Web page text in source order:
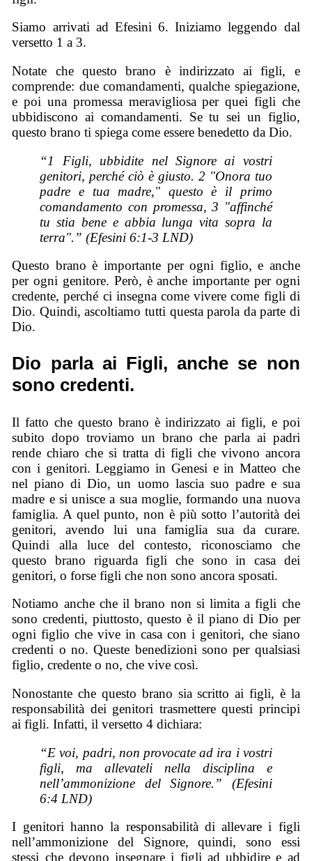
Siamo arrivati ad Efesini 6. Iniziamo leggendo dal
versetto 1 a 3.
Notate che questo brano è indirizzato ai figli, e
comprende: due comandamenti, qualche spiegazione,
e poi una promessa meravigliosa per quei figli che
ubbidiscono ai comandamenti. Se tu sei un figlio,
questo brano ti spiega come essere benedetto da Dio.
“1 Figli, ubbidite nel Signore ai vostri
genitori, perché ciò è giusto. 2 "Onora tuo
padre e tua madre," questo è il primo
comandamento con promessa, 3 "affinché
tu stia bene e abbia lunga vita sopra la
terra".” (Efesini 6:1-3 LND)
Questo brano è importante per ogni figlio, e anche
per ogni genitore. Però, è anche importante per ogni
credente, perché ci insegna come vivere come figli di
Dio. Quindi, ascoltiamo tutti questa parola da parte di
Dio.
Dio parla ai Figli, anche se non
sono credenti.
Il fatto che questo brano è indirizzato ai figli, e poi
subito dopo troviamo un brano che parla ai padri
rende chiaro che si tratta di figli che vivono ancora
con i genitori. Leggiamo in Genesi e in Matteo che
nel piano di Dio, un uomo lascia suo padre e sua
madre e si unisce a sua moglie, formando una nuova
famiglia. A quel punto, non è più sotto l’autorità dei
genitori, avendo lui una famiglia sua da curare.
Quindi alla luce del contesto, riconosciamo che
questo brano riguarda figli che sono in casa dei
genitori, o forse figli che non sono ancora sposati.
Notiamo anche che il brano non si limita a figli che
sono credenti, piuttosto, questo è il piano di Dio per
ogni figlio che vive in casa con i genitori, che siano
credenti o no. Queste benedizioni sono per qualsiasi
figlio, credente o no, che vive così.
Nonostante che questo brano sia scritto ai figli, è la
responsabilità dei genitori trasmettere questi principi
ai figli. Infatti, il versetto 4 dichiara:
“E voi, padri, non provocate ad ira i vostri
figli, ma allevateli nella disciplina e
nell’ammonizione del Signore.” (Efesini
6:4 LND)
I genitori hanno la responsabilità di allevare i figli
nell’ammonizione del Signore, quindi, sono essi
stessi che devono insegnare i figli ad ubbidire e ad